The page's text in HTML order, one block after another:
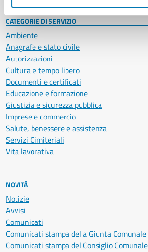
CATEGORIE DI SERVIZIO
Ambiente
Anagrafe e stato civile
Autorizzazioni
Cultura e tempo libero
Documenti e certificati
Educazione e formazione
Giustizia e sicurezza pubblica
Imprese e commercio
Salute, benessere e assistenza
Servizi Cimiteriali
Vita lavorativa
NOVITÀ
Notizie
Avvisi
Comunicati
Comunicati stampa della Giunta Comunale
Comunicati stampa del Consiglio Comunale